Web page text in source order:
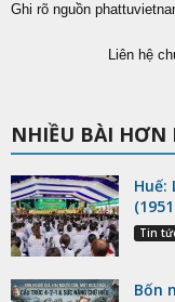
Ghi rõ nguồn
Liên hệ
NHIỀU BÀI HƠN
Huế:
Tin
Bốn